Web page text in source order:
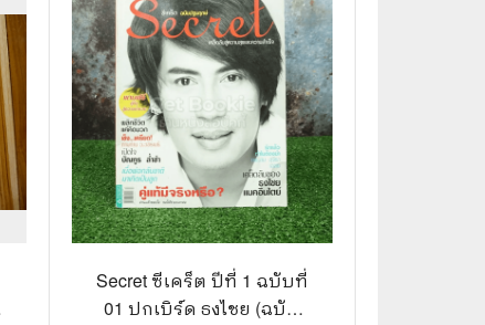
Secret ซีเคร็ต ปีที่ 1 ฉบับที่
01 ปกเบิร์ด ธงไชย (ฉบับ
😊 Self-Enrichment
👔 Business and Economics
🖥️ Computers & Technology
🧑‍🏫 Education & Teaching
🎶 Music & Movie
🧒 Children's Books
👪 Family and Relationships